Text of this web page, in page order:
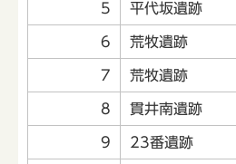
5 平代坂遺跡
6 荒牧遺跡
7 荒牧遺跡
8 貫井南遺跡
9 23番遺跡